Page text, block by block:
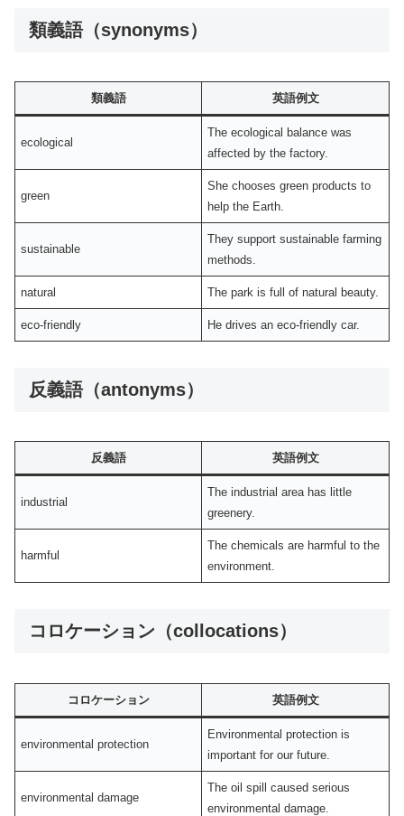
類義語（synonyms）
類義語 英語例文
ecological
The ecological balance was
affected by the factory.
green
She chooses green products to
help the Earth.
sustainable
They support sustainable farming
methods.
natural The park is full of natural beauty.
eco-friendly He drives an eco-friendly car.
反義語（antonyms）
反義語 英語例文
industrial
The industrial area has little
greenery.
harmful
The chemicals are harmful to the
environment.
コロケーション（collocations）
コロケーション 英語例文
environmental protection
Environmental protection is
important for our future.
environmental damage
The oil spill caused serious
environmental damage.